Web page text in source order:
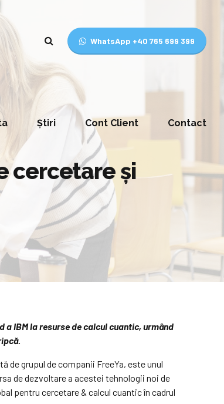
WhatsApp +40 765 699 399
Știri Cont Client Contact
cercetare şi
IBM la resurse de calcul cuantic, urmând
de grupul de com­panii FreeYa, este unul
de dez­vol­tare a acestei tehnologii noi de
pentru cercetare & calcul cuantic în ca­drul